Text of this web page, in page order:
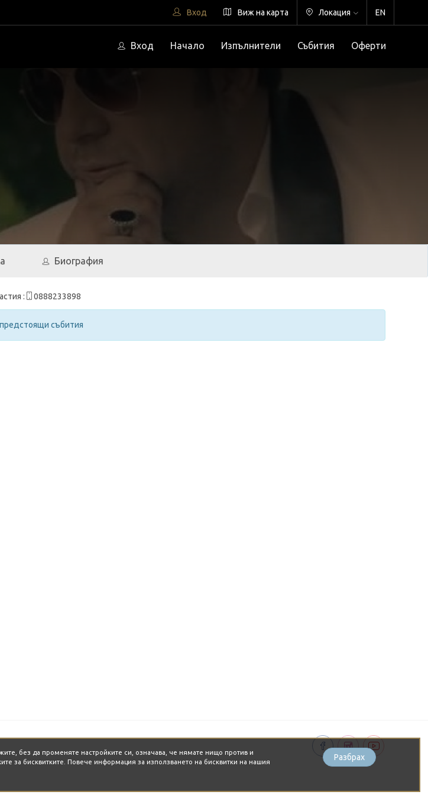
Вход Виж на карта Локация EN
Вход Начало Изпълнители Събития Оферти
Биография
: 0888233898
събития
без да променяте настройките си, означава, че нямате нищо против и
за бисквитките. Повече информация за използването на бисквитки на нашия
Разбрах